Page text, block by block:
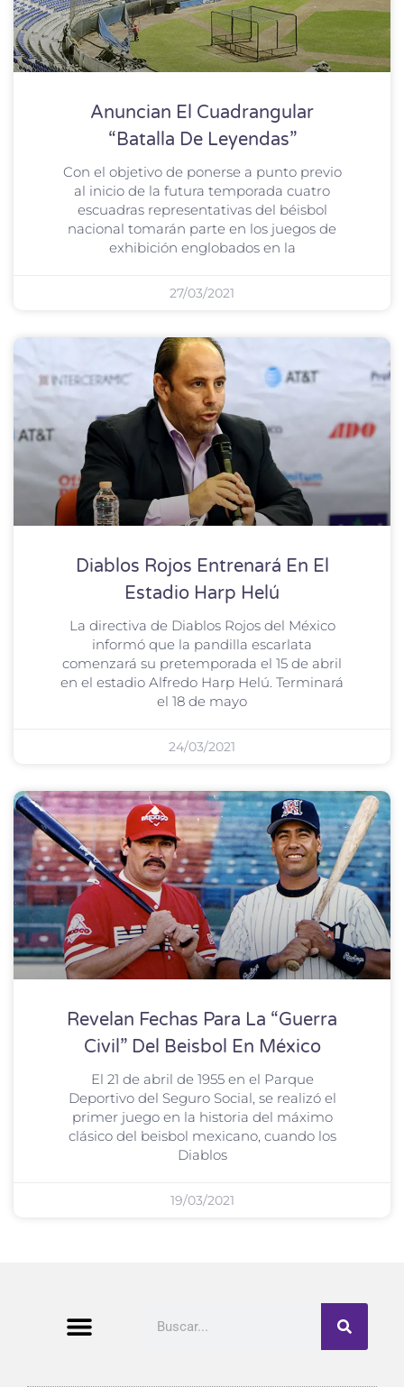
Anuncian El Cuadrangular
“Batalla De Leyendas”
Con el objetivo de ponerse a punto previo
al inicio de la futura temporada cuatro
escuadras representativas del béisbol
nacional tomarán parte en los juegos de
exhibición englobados en la
27/03/2021
Diablos Rojos Entrenará En El
Estadio Harp Helú
La directiva de Diablos Rojos del México
informó que la pandilla escarlata
comenzará su pretemporada el 15 de abril
en el estadio Alfredo Harp Helú. Terminará
el 18 de mayo
24/03/2021
Revelan Fechas Para La “Guerra
Civil” Del Beisbol En México
El 21 de abril de 1955 en el Parque
Deportivo del Seguro Social, se realizó el
primer juego en la historia del máximo
clásico del beisbol mexicano, cuando los
Diablos
19/03/2021